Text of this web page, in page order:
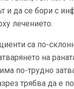
и да се бори с
лечението.
са по-
на
по-трудно
трябва да е